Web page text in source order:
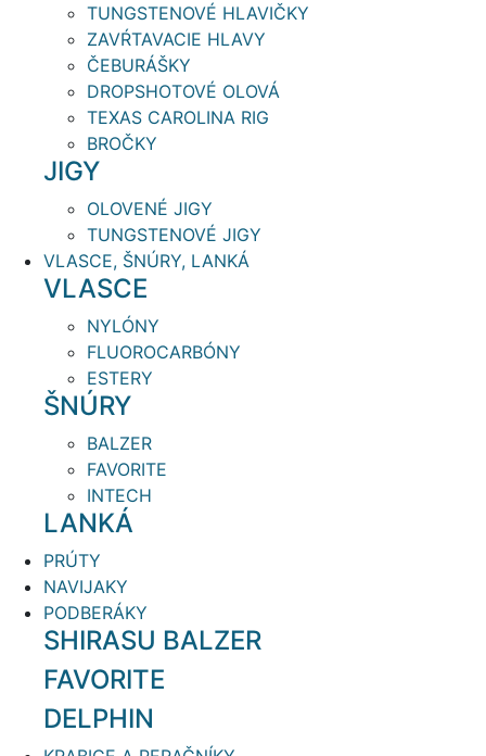
TUNGSTENOVÉ HLAVIČKY
ZAVŔTAVACIE HLAVY
ČEBURÁŠKY
DROPSHOTOVÉ OLOVÁ
TEXAS CAROLINA RIG
BROČKY
JIGY
OLOVENÉ JIGY
TUNGSTENOVÉ JIGY
VLASCE, ŠNÚRY, LANKÁ
VLASCE
NYLÓNY
FLUOROCARBÓNY
ESTERY
ŠNÚRY
BALZER
FAVORITE
INTECH
LANKÁ
PRÚTY
NAVIJAKY
PODBERÁKY
SHIRASU BALZER
FAVORITE
DELPHIN